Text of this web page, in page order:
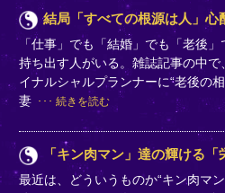
結局「すべての根源は人」心
「仕事」でも「結婚」でも「老後
持ち出す人がいる。雑誌記事の中
イナルシャルプランナーに“老後の
妻
続きを読む
「キン肉マン」達の輝ける「
最近は、どういうものか“キン肉マ